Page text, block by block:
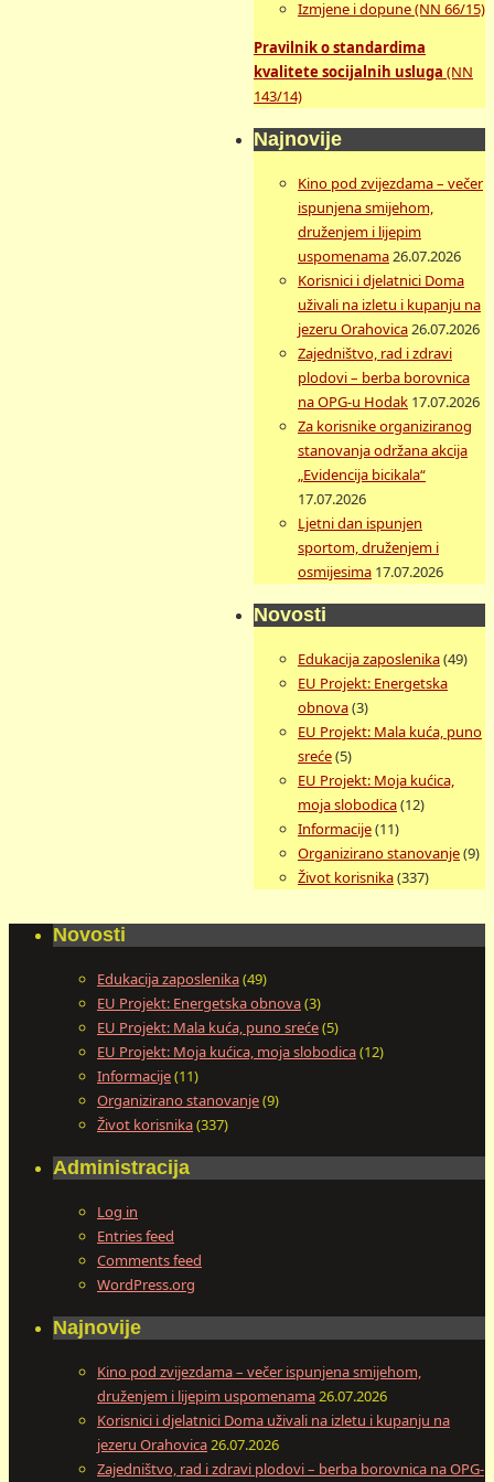
Izmjene i dopune (NN 66/15)
Pravilnik o standardima
kvalitete socijalnih usluga (NN
143/14)
Najnovije
Kino pod zvijezdama – večer
ispunjena smijehom,
druženjem i lijepim
uspomenama26.07.2026
Korisnici i djelatnici Doma
uživali na izletu i kupanju na
jezeru Orahovica26.07.2026
Zajedništvo, rad i zdravi
plodovi – berba borovnica
na OPG-u Hodak 17.07.2026
Za korisnike organiziranog
stanovanja održana akcija
„Evidencija bicikala“
17.07.2026
Ljetni dan ispunjen
sportom, druženjem i
osmijesima 17.07.2026
Novosti
Edukacija zaposlenika(49)
EU Projekt: Energetska
obnova(3)
EU Projekt: Mala kuća, puno
sreće(5)
EU Projekt: Moja kućica,
moja slobodica(12)
Informacije(11)
Organizirano stanovanje(9)
Život korisnika(337)
Novosti
Edukacija zaposlenika(49)
EU Projekt: Energetska obnova(3)
EU Projekt: Mala kuća, puno sreće(5)
EU Projekt: Moja kućica, moja slobodica(12)
Informacije(11)
Organizirano stanovanje(9)
Život korisnika(337)
Administracija
Log in
Entries feed
Comments feed
WordPress.org
Najnovije
Kino pod zvijezdama – večer ispunjena smijehom,
druženjem i lijepim uspomenama26.07.2026
Korisnici i djelatnici Doma uživali na izletu i kupanju na
jezeru Orahovica26.07.2026
Zajedništvo, rad i zdravi plodovi – berba borovnica na OPG-